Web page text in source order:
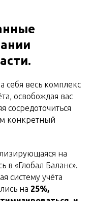
себя весь комплекс
освобождая вас
сосредоточиться
конкретный
на
в «Глобал Баланс».
систему учёта
на 25%,